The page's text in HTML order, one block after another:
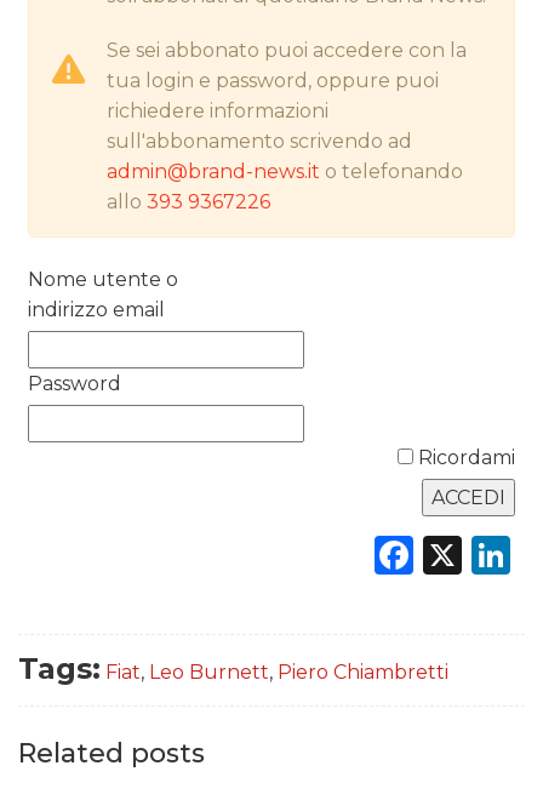
RICERCHE
PREVISIONI/SCENARI
Se sei abbonato puoi accedere con la
tua login e password, oppure puoi
richiedere informazioni
sull'abbonamento scrivendo ad
admin@brand-news.it o telefonando
allo393 9367226
Nome utente o
indirizzo email
Password
Ricordami
X
Tags: Fiat, Leo Burnett, Piero Chiambretti
Related posts